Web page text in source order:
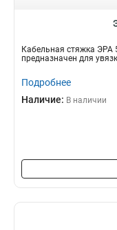
Кабельная стяжка ЭРА
предназначен для
Подробнее
Наличие: В наличии